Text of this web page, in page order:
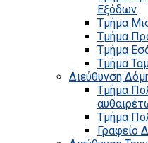
Εξόδων
Τμήμα
Τμήμα
Τμήμα
Τμήμα
Διεύθυνση
Τμήμα
Τμήμα
Γραφείο